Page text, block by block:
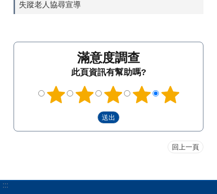
失蹤老人協尋宣導
滿意度調查
此頁資訊有幫助嗎?
回上一頁
:::